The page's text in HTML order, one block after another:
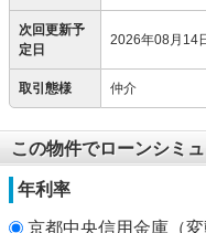
次回更新予
定日
2026年08月14
取引態様 仲介
この物件でローンシミ
年利率
京都中央信用金庫（